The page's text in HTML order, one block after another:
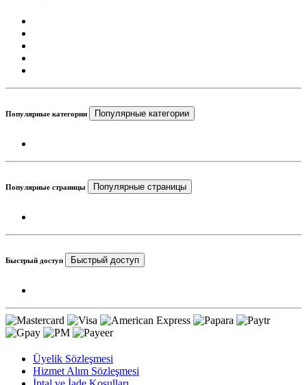
Популярные категории Популярные категории
Популярные страницы Популярные страницы
Быстрый доступ Быстрый доступ
Üyelik Sözleşmesi
Hizmet Alım Sözleşmesi